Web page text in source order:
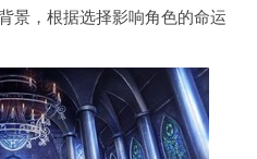
景，根据选择影响角色的命运